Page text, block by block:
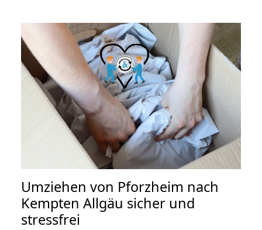
Umziehen von Pforzheim nach
Kempten Allgäu sicher und
stressfrei